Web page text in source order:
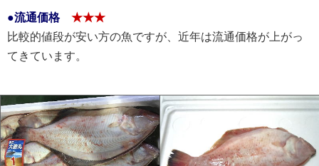
●流通価格
★★★
比較的値段が安い方の魚ですが、近年は流通価格が上がっ
てきています。